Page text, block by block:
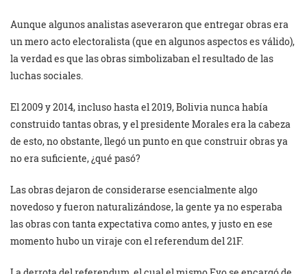
Aunque algunos analistas aseveraron que entregar obras era
un mero acto electoralista (que en algunos aspectos es válido),
la verdad es que las obras simbolizaban el resultado de las
luchas sociales.
El 2009 y 2014, incluso hasta el 2019, Bolivia nunca había
construido tantas obras, y el presidente Morales era la cabeza
de esto, no obstante, llegó un punto en que construir obras ya
no era suficiente, ¿qué pasó?
Las obras dejaron de considerarse esencialmente algo
novedoso y fueron naturalizándose, la gente ya no esperaba
las obras con tanta expectativa como antes, y justo en ese
momento hubo un viraje con el referendum del 21F.